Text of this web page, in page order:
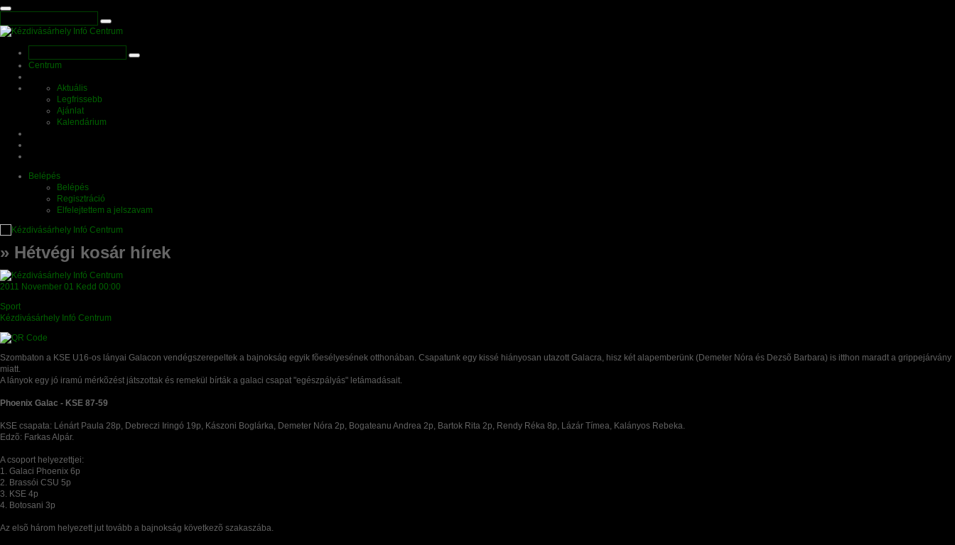
Centrum
Aktuális
Legfrissebb
Ajánlat
Kalendárium
Belépés
Belépés
Regisztráció
Elfelejtettem a jelszavam
» Hétvégi kosár hírek
2011 November 01 Kedd 00:00
Sport
Kézdivásárhely Infó Centrum
Szombaton a KSE U16-os lányai Galacon vendégszerepeltek a bajnokság egyik fõesélyesének otthonában. Csapatunk egy kissé hiányosan utazott Galacra, hisz két alapemberünk (Demeter Nóra és Dezsõ Barbara) is itthon maradt a grippejárvány
miatt.
A lányok egy jó iramú mérkõzést játszottak és remekül bírták a galaci csapat "egészpályás" letámadásait.
Phoenix Galac - KSE 87-59
KSE csapata: Lénárt Paula 28p, Debreczi Iringó 19p, Kászoni Boglárka, Demeter Nóra 2p, Bogateanu Andrea 2p, Bartok Rita 2p, Rendy Réka 8p, Lázár Tímea, Kalányos Rebeka.
Edzõ: Farkas Alpár.
A csoport helyezettjei:
1. Galaci Phoenix 6p
2. Brassói CSU 5p
3. KSE 4p
4. Botosani 3p
Az elsõ három helyezett jut tovább a bajnokság következõ szakaszába.